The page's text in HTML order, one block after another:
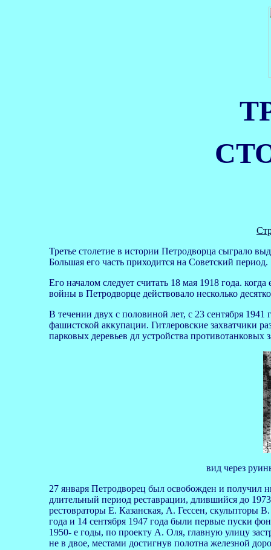
Третье столетие в истории Петродворца сыграло
Большая его часть приходится на Советский период.
Его началом следует считать 18 мая 1918 года.
войны в Петродворце действовало несколько
В течении двух с половиной лет, с 23 сентября 1941
фашистской аккупации. Гитлеровские захватчики
парковых деревьев дл устройства противотанковых
вид через
27 января Петродворец был освобожден и получил
длительный период реставрации, длившийся до
рестовраторы Е. Казанская, А. Гессен,
года и 14 сентября 1947 года были первые пуски
1950- е годы, по проекту А. Оля, главную улицу
не в двое, местами достигнув полотна железной